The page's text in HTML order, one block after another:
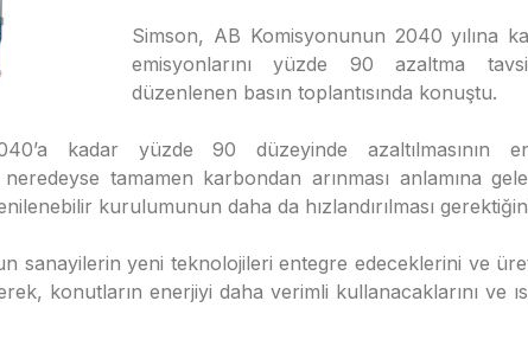
Simson, AB Komisyonunun 2040 yılına
emisyonlarını yüzde 90 azaltma
düzenlenen basın toplantısında konuştu.
kadar yüzde 90 düzeyinde azaltılmasının
tamamen karbondan arınması anlamına
kurulumunun daha da hızlandırılması
sanayilerin yeni teknolojileri entegre edeceklerini ve
konutların enerjiyi daha verimli kullanacaklarını ve